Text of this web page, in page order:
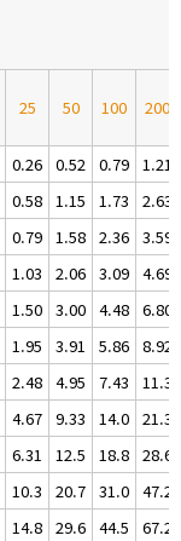
25 50 100 200
0.26 0.52 0.79 1.21
0.58 1.15 1.73
2.63
0.79 1.58 2.36 3.59
1.03 2.06 3.09 4.69
1.50 3.00 4.48 6.80
1.95 3.91 5.86 8.92
2.48 4.95 7.43
11.3
4.67 9.33 14.0 21.3
6.31 12.5 18.8 28.6
10.3 20.7 31.0 47.2
14.8 29.6 44.5
67.2